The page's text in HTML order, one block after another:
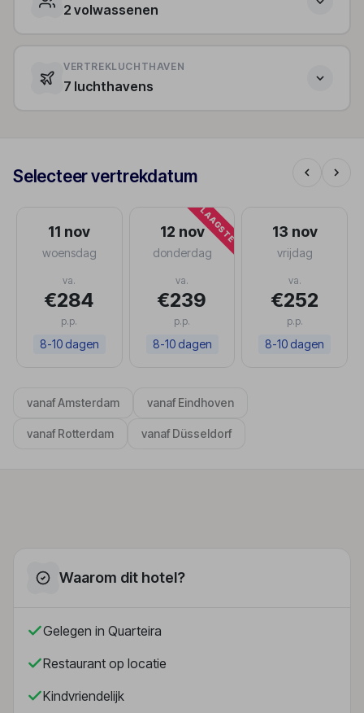
2 volwassenen
VERTREKLUCHTHAVEN
7 luchthavens
Selecteer vertrekdatum
11 nov
woensdag
va.
€284
p.p.
8-10 dagen
LAAGSTE
12 nov
donderdag
va.
€239
p.p.
8-10 dagen
13 nov
vrijdag
va.
€252
p.p.
8-10 dagen
vanaf Amsterdam vanaf Eindhoven
vanaf Rotterdam vanaf Düsseldorf
Waarom dit hotel?
Gelegen in Quarteira
Restaurant op locatie
Kindvriendelijk